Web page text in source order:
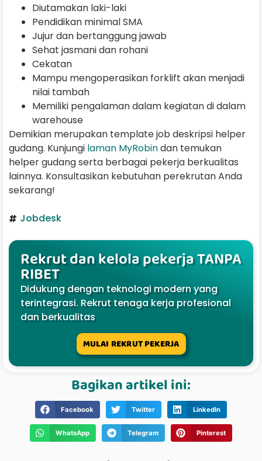
Diutamakan laki-laki
Pendidikan minimal SMA
Jujur dan bertanggung jawab
Sehat jasmani dan rohani
Cekatan
Mampu mengoperasikan forklift akan menjadi
nilai tambah
Memiliki pengalaman dalam kegiatan di dalam
warehouse
Demikian merupakan template job deskripsi helper
gudang. Kunjungi laman MyRobindan temukan
helper gudang serta berbagai pekerja berkualitas
lainnya. Konsultasikan kebutuhan perekrutan Anda
sekarang!
Jobdesk
Rekrut dan kelola pekerja TANPA
RIBET
Didukung dengan teknologi modern yang
terintegrasi. Rekrut tenaga kerja profesional
dan berkualitas
MULAI REKRUT PEKERJA
Bagikan artikel ini:
Facebook Twitter LinkedIn
WhatsApp Telegram Pinterest